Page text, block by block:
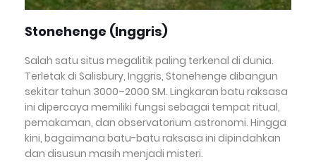
Stonehenge (Inggris)
Salah satu situs megalitik paling terkenal di dunia.
Terletak di Salisbury, Inggris, Stonehenge dibangun
sekitar tahun 3000–2000 SM. Lingkaran batu raksasa
ini dipercaya memiliki fungsi sebagai tempat ritual,
pemakaman, dan observatorium astronomi. Hingga
kini, bagaimana batu-batu raksasa ini dipindahkan
dan disusun masih menjadi misteri.